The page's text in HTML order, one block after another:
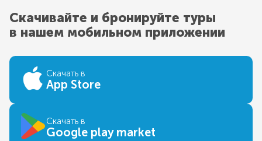
Скачивайте и бронируйте туры
в нашем мобильном приложении
Скачать в
App Store
Скачать в
Google play market